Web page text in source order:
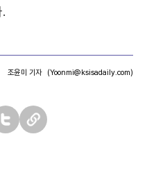
조윤미 기자 (Yoonmi@ksisadaily.com)